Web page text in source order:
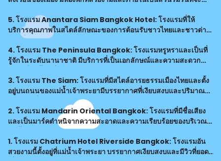
5. โรงแรม Anantara Siam Bangkok Hotel: โรงแรมที่ให้
บริการคุณภาพในสไตล์ลักษณะของการต้อนรับชาวไทยและชาวต่าง
ชาติที่สอดคล้องกับวัฒนธรรมแห่งความเป็นเอกลักษณ์ของไทย
4. โรงแรม The Peninsula Bangkok: โรงแรมหรูหราและเป็นที่
รู้จักในระดับนานาชาติ มีบริการที่เป็นเอกลักษณ์และความสะดวก
3. โรงแรม The Siam: โรงแรมที่มีสไตล์อารยธรรมเมืองไทยและตั้ง
อยู่บนถนนของแม่น้ำเจ้าพระยามีบรรยากาศที่เงียบสงบและปริมาณ
2. โรงแรม Mandarin Oriental Bangkok: โรงแรมที่มีชื่อเสียง
และเป็นมาร์คตำหนิจากความสะอาดและความเรียบร้อยของบริเวณ
1. โรงแรม Chatrium Hotel Riverside Bangkok: โรงแรมอัน
สวยงามนี้ตั้งอยู่ที่แม่น้ำเจ้าพระยา บรรยากาศเงียบสงบและมีวิวที่ยอด